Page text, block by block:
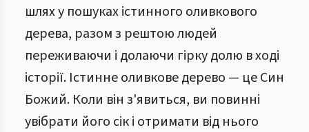
шлях у пошуках істинного оливкового
дерева, разом з рештою людей
переживаючи і долаючи гірку долю в ході
історії. Істинне оливкове дерево — це Син
Божий. Коли він з'явиться, ви повинні
увібрати його сік і отримати від нього